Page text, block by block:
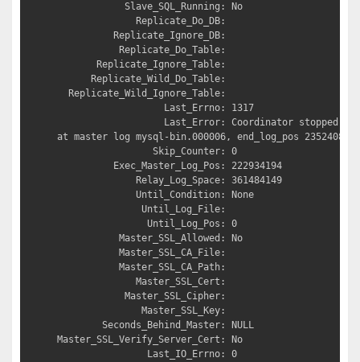
Slave_SQL_Running: No
Replicate_Do_DB:
Replicate_Ignore_DB:
Replicate_Do_Table:
Replicate_Ignore_Table:
Replicate_Wild_Do_Table:
Replicate_Wild_Ignore_Table:
Last_Errno: 1317
Last_Error: Coordinator stopped because there
at master log mysql-bin.000006, end_log_pos
Skip_Counter: 0
Exec_Master_Log_Pos: 222934194
Relay_Log_Space: 361484149
Until_Condition: None
Until_Log_File:
Until_Log_Pos: 0
Master_SSL_Allowed: No
Master_SSL_CA_File:
Master_SSL_CA_Path:
Master_SSL_Cert:
Master_SSL_Cipher:
Master_SSL_Key:
Seconds_Behind_Master: NULL
Master_SSL_Verify_Server_Cert: No
Last_IO_Errno: 0